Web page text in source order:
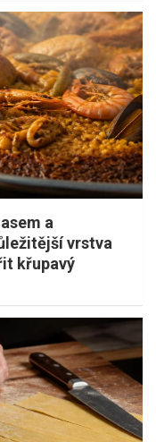
a
vrstva
křupavý